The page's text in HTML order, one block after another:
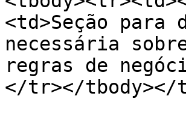
<td>Seção para
necessária
regras de
</tr></tbody></